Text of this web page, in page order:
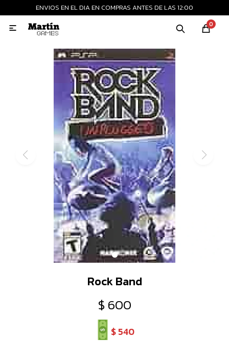
ENVIOS EN EL DIA EN COMPRAS ANTES DE LAS 12:00
0

Rock Band
$ 600
$540
MI CUENTA
Consolas nuevas
Consolas recertificadas
Juegos
Accesorios